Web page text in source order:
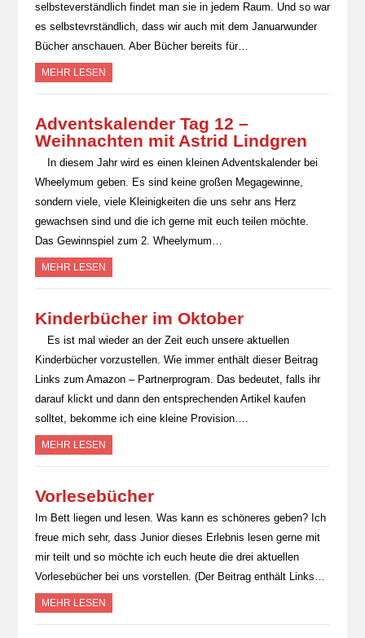
selbsteverständlich findet man sie in jedem Raum. Und so war
es selbstevrständlich, dass wir auch mit dem Januarwunder
Bücher anschauen. Aber Bücher bereits für…
MEHR LESEN
Adventskalender Tag 12 –
Weihnachten mit Astrid Lindgren
In diesem Jahr wird es einen kleinen Adventskalender bei
Wheelymum geben. Es sind keine großen Megagewinne,
sondern viele, viele Kleinigkeiten die uns sehr ans Herz
gewachsen sind und die ich gerne mit euch teilen möchte.
Das Gewinnspiel zum 2. Wheelymum…
MEHR LESEN
Kinderbücher im Oktober
Es ist mal wieder an der Zeit euch unsere aktuellen
Kinderbücher vorzustellen. Wie immer enthält dieser Beitrag
Links zum Amazon – Partnerprogram. Das bedeutet, falls ihr
darauf klickt und dann den entsprechenden Artikel kaufen
solltet, bekomme ich eine kleine Provision….
MEHR LESEN
Vorlesebücher
Im Bett liegen und lesen. Was kann es schöneres geben? Ich
freue mich sehr, dass Junior dieses Erlebnis lesen gerne mit
mir teilt und so möchte ich euch heute die drei aktuellen
Vorlesebücher bei uns vorstellen. (Der Beitrag enthält Links…
MEHR LESEN